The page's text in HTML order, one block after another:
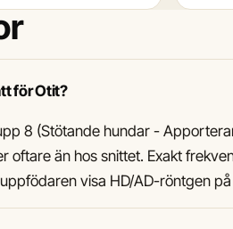
för Otit?
8 (Stötande hundar -
oftare än hos snittet. Exakt
visa HD/AD-röntgen